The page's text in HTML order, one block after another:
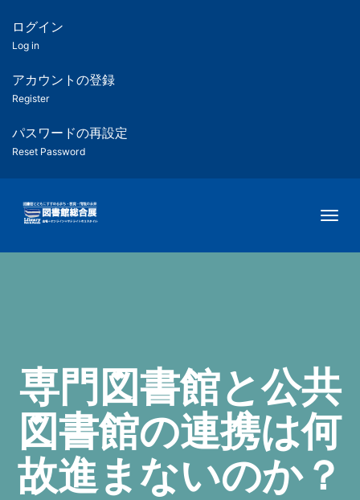
ツ
匿
名
ユ
ー
ー
用
メ
ー
ログイン
Log in
アカウントの登録
Register
パスワードの再設定
Reset Password
専門図書館と公共
図書館の連携は何
故進まないのか？